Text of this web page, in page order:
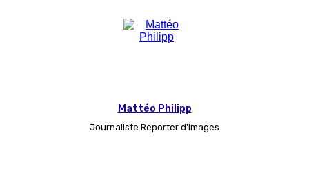
Mattéo Philipp
Journaliste Reporter d'images